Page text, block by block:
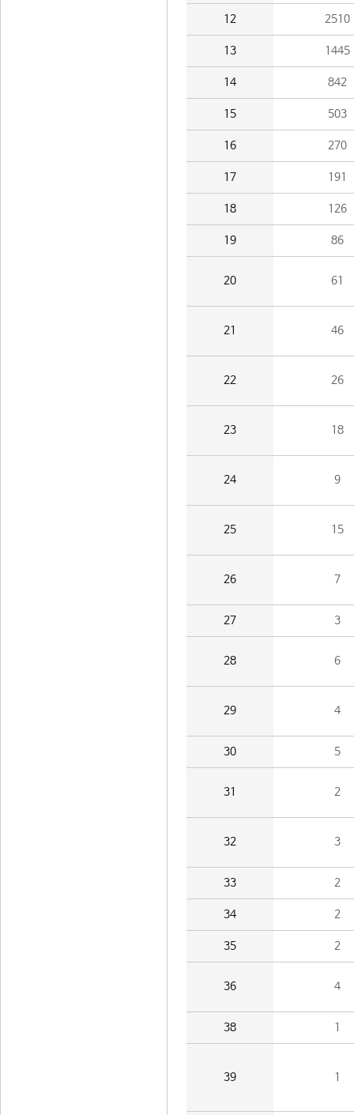
12 2510
13 1445
14 842
15 503
16 270
17 191
18 126
19 86
20 61
21 46
22 26
23 18
24 9
25 15
26 7
27 3
28 6
29 4
30 5
31 2
32 3
33 2
34 2
35 2
36 4
38 1
39 1